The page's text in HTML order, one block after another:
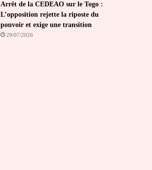
Arrêt de la CEDEAO sur le Togo :
L’opposition rejette la riposte du
pouvoir et exige une transition
29/07/2026